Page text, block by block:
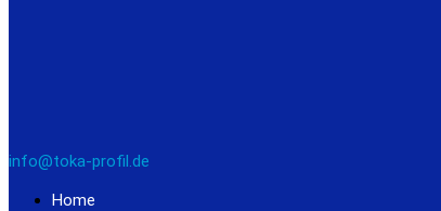
info@toka-profil.de
Home